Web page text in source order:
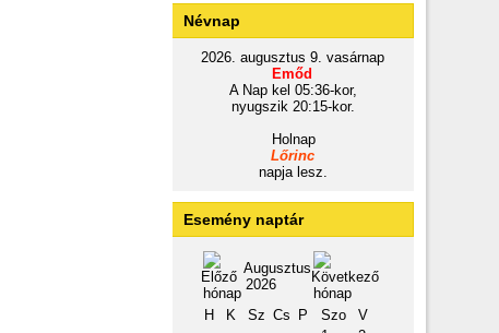
Névnap
2026. augusztus 9. vasárnap
Emőd
A Nap kel 05:36-kor,
nyugszik 20:15-kor.
Holnap
Lőrinc
napja lesz.
Esemény naptár
Augusztus
2026
H
K Sz Cs P Szo
V